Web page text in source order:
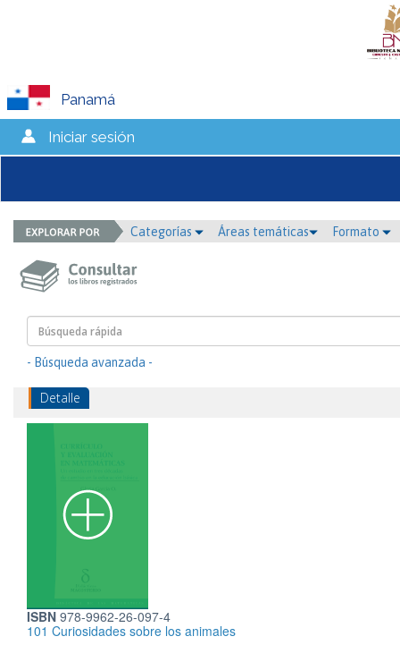
Panamá
Iniciar sesión
Categorías Áreas temáticas Formato
- Búsqueda avanzada -
Detalle
ISBN 978-9962-26-097-4
101 Curiosidades sobre los animales